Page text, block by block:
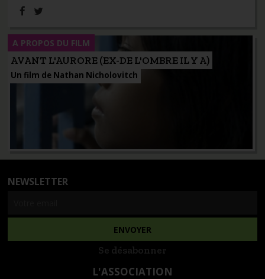
AVANT L'AURORE (EX-DE L'OMBRE IL Y A)
Un film de Nathan Nicholovitch
A PROPOS DU FILM
NEWSLETTER
Se désabonner
L'ASSOCIATION